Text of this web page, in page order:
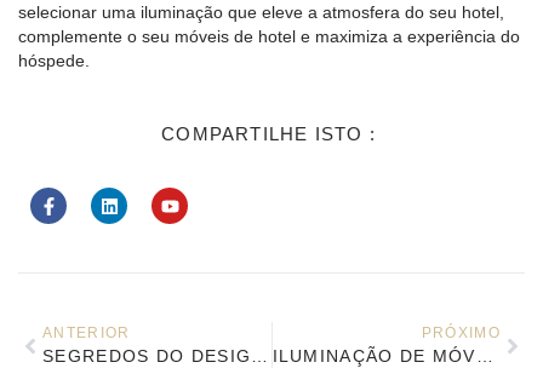
selecionar uma iluminação que eleve a atmosfera do seu hotel,
complemente o seu móveis de hotel e maximiza a experiência do
hóspede.
COMPARTILHE ISTO :
ANTERIOR PRÓXIMO